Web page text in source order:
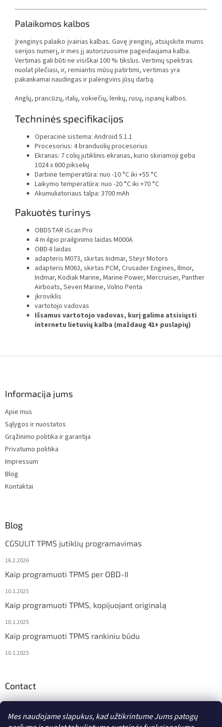
Mes naudojame slapukus, kad užtikrintume Jums patogų
Palaikomos kalbos
Įrenginys palaiko įvairias kalbas. Gavę įrenginį, atsiųskite mums
serijos numerį, ir mes jį autorizuosime pageidaujama kalba.
Vertimas gali būti ne visiškai 100 % tikslus. Vertimų spektras
nuolat plečiasi, ir, remiantis mūsų patirtimi, vertimas yra
pakankamai naudingas ir palengvins jūsų darbą.
Anglų, prancūzų, italų, vokiečių, lenkų, rusų, ispanų kalbos.
Techninės specifikacijos
Operacinė sistema: Android 5.1.1
Procesorius: 4 branduolių procesorius
Ekranas: 7 colių jutiklinis ekranas, kurio skiriamoji geba
1024 x 600 pikselių
Darbinė temperatūra: nuo -10 °C iki +55 °C
Laikymo temperatūra: nuo -20 °C iki +70 °C
Akumuliatoriaus talpa: 3700 mAh
Pakuotės turinys
OBDSTAR iScan Pro
4 m ilgio prailginimo laidas M000A
OBD-II laidas
adapteris M073, skirtas Indmar, Steyr Motors
adapteris M063, skirtas PCM, Crusader Engines, Ilmor,
Indmar, Kodiak Marine, Marine Power, Mercruiser, Panther
Airboats, Seven Marine, Volno Penta
įkroviklis
vartotojo vadovas
Išsamus vartotojo vadovas, kurį galima atsisiųsti
internetu lietuvių kalba (maždaug 41+ puslapių)
Informacija jums
Apie mus
Sąlygos ir nuostatos
Grąžinimo politika ir garantija
Privatumo politika
Impressum
Blog
Kontaktai
Blog
CGSULIT TPMS jutiklių programavimas
16.2.2026
Kaip programuoti TPMS per OBD-II
10.1.2025
Kaip programuoti TPMS, kopijuojant originalą
10.1.2025
Kaip programuoti TPMS rankiniu būdu
10.1.2025
Contact